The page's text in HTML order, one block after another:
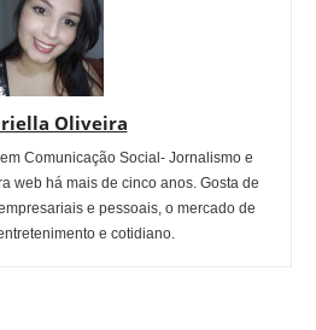
Oliveira
Comunicação Social- Jornalismo e
web há mais de cinco anos. Gosta de
e pessoais, o mercado de
e cotidiano.